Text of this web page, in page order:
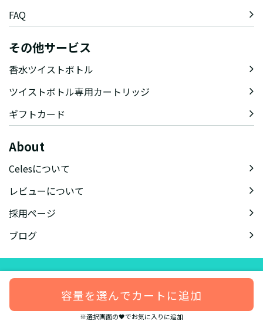
容量を選んでカートに追加
※選択画面の🖤でお気に入りに追加
FAQ
その他サービス
香水ツイストボトル
ツイストボトル専用カートリッジ
ギフトカード
About
Celesについて
レビューについて
採用ページ
ブログ
会社概要特定商取引法に基づく表記会員規約プライバシーポリシー